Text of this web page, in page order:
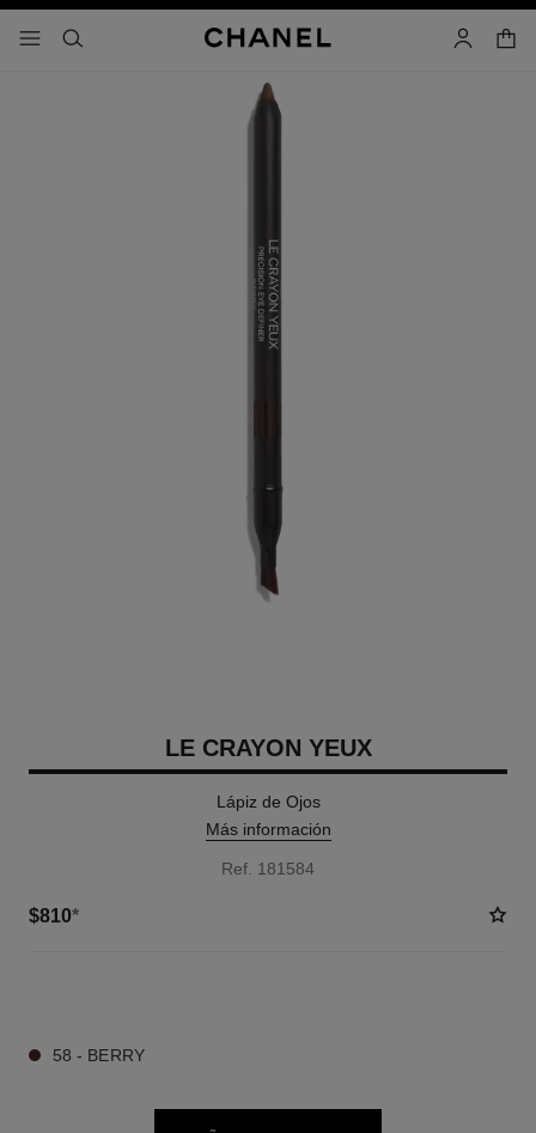
- navegación principal
buscar cuenta
carrito
LE CRAYON YEUX
Lápiz de Ojos
Más información
Ref. 181584
$810*
58 - BERRY